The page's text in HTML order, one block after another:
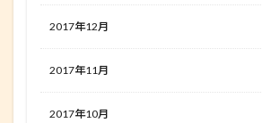
2017年12月
2017年11月
2017年10月